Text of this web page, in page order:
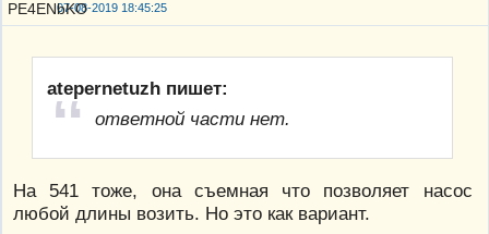
07-08-2019 18:45:25
atepernetuzh пишет:
ответной части нет.
На 541 тоже, она съемная что позволяет насос
любой длины возить. Но это как вариант.